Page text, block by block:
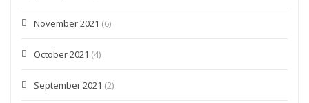
November 2021 (6)
October 2021 (4)
September 2021 (2)